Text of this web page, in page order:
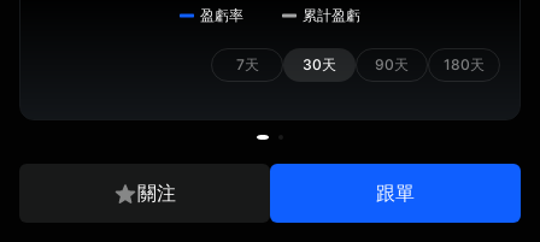
關注 跟單
盈虧率 累計盈虧
7天 30天 90天 180天
持倉記錄 跟隨數據